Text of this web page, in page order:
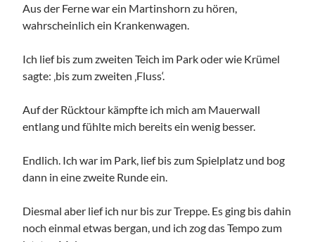
Aus der Ferne war ein Martinshorn zu hören,
wahrscheinlich ein Krankenwagen.
Ich lief bis zum zweiten Teich im Park oder wie Krümel
sagte: ‚bis zum zweiten ‚Fluss‘.
Auf der Rücktour kämpfte ich mich am Mauerwall
entlang und fühlte mich bereits ein wenig besser.
Endlich. Ich war im Park, lief bis zum Spielplatz und bog
dann in eine zweite Runde ein.
Diesmal aber lief ich nur bis zur Treppe. Es ging bis dahin
noch einmal etwas bergan, und ich zog das Tempo zum